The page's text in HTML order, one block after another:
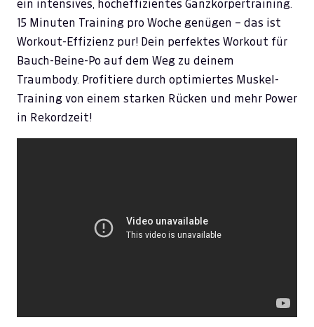
ein intensives, hocheffizientes Ganzkörpertraining.
15 Minuten Training pro Woche genügen – das ist
Workout-Effizienz pur! Dein perfektes Workout für
Bauch-Beine-Po auf dem Weg zu deinem
Traumbody. Profitiere durch optimiertes Muskel-
Training von einem starken Rücken und mehr Power
in Rekordzeit!